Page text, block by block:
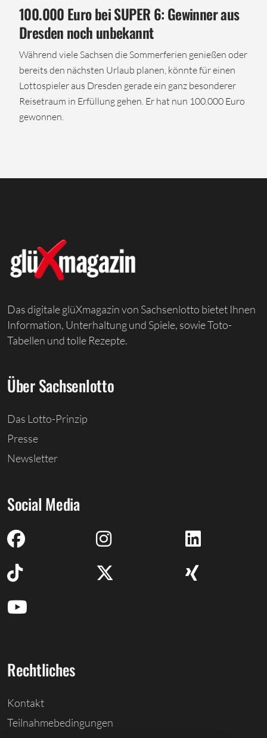
100.000 Euro bei SUPER 6: Gewinner aus
Dresden noch unbekannt
Während viele Sachsen die Sommerferien genießen oder
bereits den nächsten Urlaub planen, könnte für einen
Lottospieler aus Dresden gerade ein ganz besonderer
Reisetraum in Erfüllung gehen. Er hat nun 100.000 Euro
gewonnen.
Das digitale glüXmagazin von Sachsenlotto bietet Ihnen
Information, Unterhaltung und Spiele, sowie Toto-
Tabellen und tolle Rezepte.
Über Sachsenlotto
Das Lotto-Prinzip
Presse
Newsletter
Social Media
Rechtliches
Kontakt
Teilnahmebedingungen